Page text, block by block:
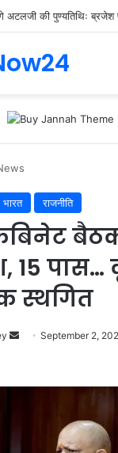
अटलजी की पुण्यतिथिः ब्रजेश
भारत राजनीति
15
स्थगित
September 2,